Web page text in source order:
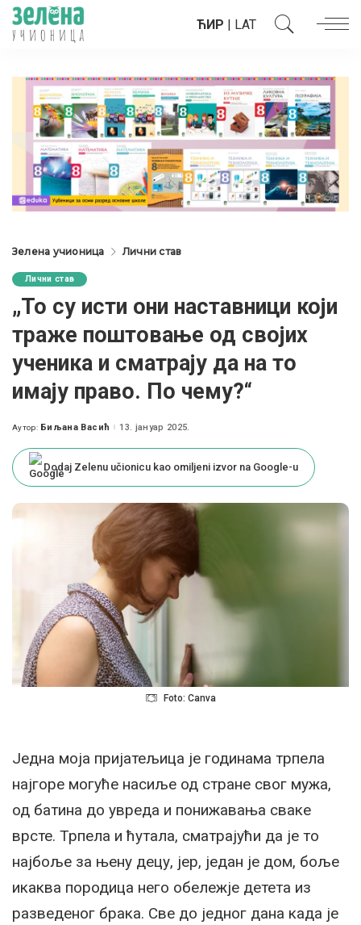
ЋИР | LAT
Зелена учионица Лични став
Лични став
„То су исти они наставници који
траже поштовање од својих
ученика и сматрају да на то
имају право. По чему?“
Posted
Аутор: Биљана Васић 13. јануар 2025.
Dodaj Zelenu učionicu kao omiljeni izvor na Google-u
Foto: Canva
Једна моја пријатељица је годинама трпела
најгоре могуће насиље од стране свог мужа,
од батина до увреда и понижавања сваке
врсте. Трпела и ћутала, сматрајући да је то
најбоље за њену децу, јер, један је дом, боље
икаква породица него обележје детета из
разведеног брака. Све до једног дана када је